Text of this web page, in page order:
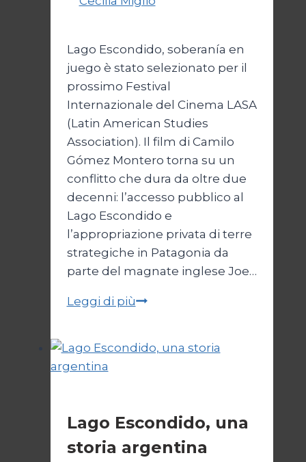
Lago Escondido, soberanía en
juego è stato selezionato per il
prossimo Festival
Internazionale del Cinema LASA
(Latin American Studies
Association). Il film di Camilo
Gómez Montero torna su un
conflitto che dura da oltre due
decenni: l’accesso pubblico al
Lago Escondido e
l’appropriazione privata di terre
strategiche in Patagonia da
parte del magnate inglese Joe…
Leggi di piùLago
a
Lago Escondido, una
storia argentina